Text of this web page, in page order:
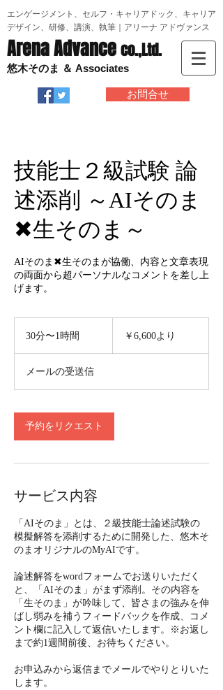
エンゲージメント、セルフ・キャリアドック、キャリア
デザイン、研修、講演、執筆｜アリーナ アドヴァンス
Arena Advanceco.,Ltd.
悠木そのま ＆ Associates
お問合せ
技能士２級試験 論
述添削 ～AIそのま
✖生そのま～
AIそのま✖生そのまが協働、内容と文章表現
の両面から超パーソナルなコメントを差し上
げます。
30分〜1時間
〜
1
￥6,600より
メールの受送信
予約をリクエスト
サービス内容
「AIそのま」とは、２級技能士論述試験の
模擬解答を添削するために開発した、悠木そ
のまオリジナルのMyAIです。
論述解答をwordフォームでお送りいただく
と、「AIそのま」がまず添削。その内容を
「生そのま」が吟味して、皆さまの強みを伸
ばし弱みを補うフィードバックを作成、コメ
ント欄に記入して返信いたします。※お返し
まで約1週間前後、お待ちください。
お申込みから返信までメールでやりとりいた
します。